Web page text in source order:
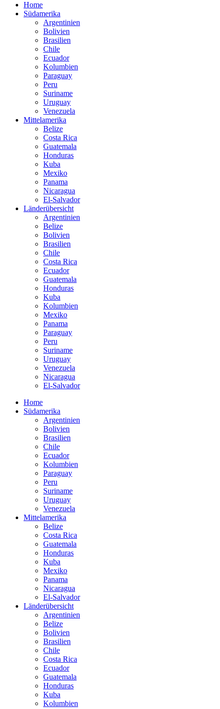
Home
Südamerika
Argentinien
Bolivien
Brasilien
Chile
Ecuador
Kolumbien
Paraguay
Peru
Suriname
Uruguay
Venezuela
Mittelamerika
Belize
Costa Rica
Guatemala
Honduras
Kuba
Mexiko
Panama
Nicaragua
El-Salvador
Länderübersicht
Argentinien
Belize
Bolivien
Brasilien
Chile
Costa Rica
Ecuador
Guatemala
Honduras
Kuba
Kolumbien
Mexiko
Panama
Paraguay
Peru
Suriname
Uruguay
Venezuela
Nicaragua
El-Salvador
Home
Südamerika
Argentinien
Bolivien
Brasilien
Chile
Ecuador
Kolumbien
Paraguay
Peru
Suriname
Uruguay
Venezuela
Mittelamerika
Belize
Costa Rica
Guatemala
Honduras
Kuba
Mexiko
Panama
Nicaragua
El-Salvador
Länderübersicht
Argentinien
Belize
Bolivien
Brasilien
Chile
Costa Rica
Ecuador
Guatemala
Honduras
Kuba
Kolumbien